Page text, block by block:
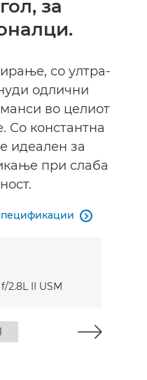
за
со ултра-
одлични
во целиот
Со константна
идеален за
при слаба
